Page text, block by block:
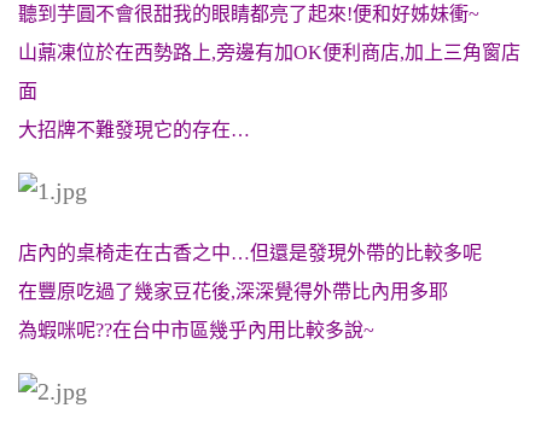
聽到芋圓不會很甜我的眼睛都亮了起來!便和好姊妹衝~
山薡凍位於在西勢路上,旁邊有加OK便利商店,加上三角窗店
面
大招牌不難發現它的存在…
店內的桌椅走在古香之中…但還是發現外帶的比較多呢
在豐原吃過了幾家豆花後,深深覺得外帶比內用多耶
為蝦咪呢??在台中市區幾乎內用比較多說~